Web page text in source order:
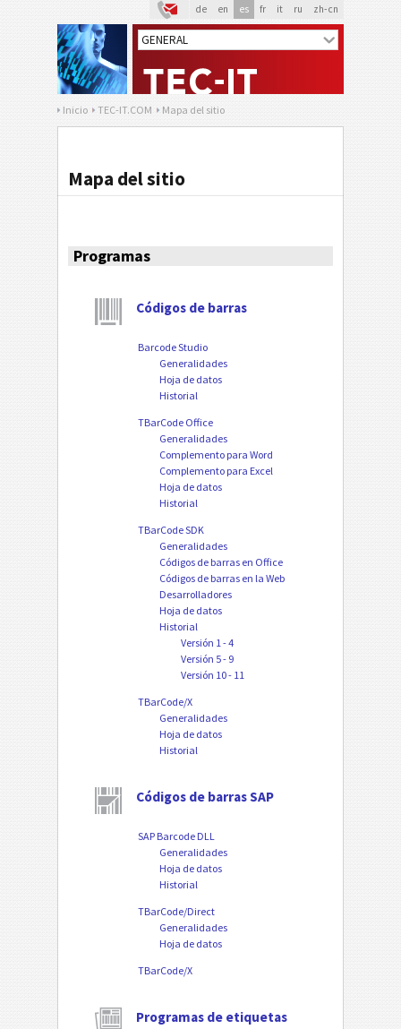
de en es fr it ru zh-cn
Inicio TEC-IT.COM Mapa del sitio
Mapa del sitio
Programas
Códigos de barras
Barcode Studio
Generalidades
Hoja de datos
Historial
TBarCode Office
Generalidades
Complemento para Word
Complemento para Excel
Hoja de datos
Historial
TBarCode SDK
Generalidades
Códigos de barras en Office
Códigos de barras en la Web
Desarrolladores
Hoja de datos
Historial
Versión 1 - 4
Versión 5 - 9
Versión 10 - 11
TBarCode/X
Generalidades
Hoja de datos
Historial
Códigos de barras SAP
SAP Barcode DLL
Generalidades
Hoja de datos
Historial
TBarCode/Direct
Generalidades
Hoja de datos
TBarCode/X
Programas de etiquetas